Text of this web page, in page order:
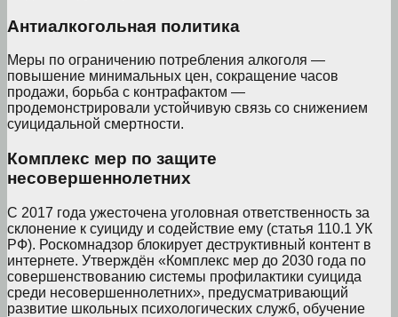
Антиалкогольная политика
Меры по ограничению потребления алкоголя —
повышение минимальных цен, сокращение часов
продажи, борьба с контрафактом —
продемонстрировали устойчивую связь со снижением
суицидальной смертности.
Комплекс мер по защите
несовершеннолетних
С 2017 года ужесточена уголовная ответственность за
склонение к суициду и содействие ему (статья 110.1 УК
РФ). Роскомнадзор блокирует деструктивный контент в
интернете. Утверждён «Комплекс мер до 2030 года по
совершенствованию системы профилактики суицида
среди несовершеннолетних», предусматривающий
развитие школьных психологических служб, обучение